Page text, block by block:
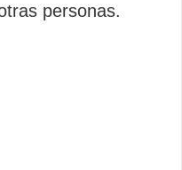
personas.